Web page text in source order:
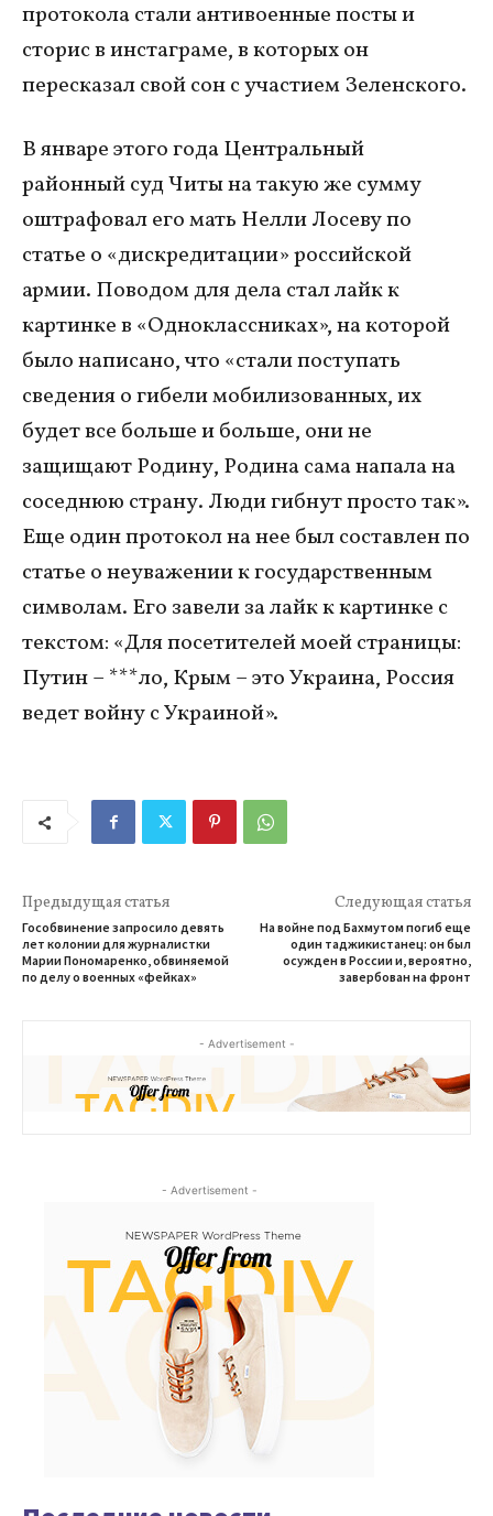
протокола стали антивоенные посты и
сторис в инстаграме, в которых он
пересказал свой сон с участием Зеленского.
В январе этого года Центральный
районный суд Читы на такую же сумму
оштрафовал его мать Нелли Лосеву по
статье о «дискредитации» российской
армии. Поводом для дела стал лайк к
картинке в «Одноклассниках», на которой
было написано, что «стали поступать
сведения о гибели мобилизованных, их
будет все больше и больше, они не
защищают Родину, Родина сама напала на
соседнюю страну. Люди гибнут просто так».
Еще один протокол на нее был составлен по
статье о неуважении к государственным
символам. Его завели за лайк к картинке с
текстом: «Для посетителей моей страницы:
Путин – ***ло, Крым – это Украина, Россия
ведет войну с Украиной».
Предыдущая статья
Гособвинение запросило девять
лет колонии для журналистки
Марии Пономаренко, обвиняемой
по делу о военных «фейках»
Следующая статья
На войне под Бахмутом погиб еще
один таджикистанец: он был
осужден в России и, вероятно,
завербован на фронт
- Advertisement -
- Advertisement -